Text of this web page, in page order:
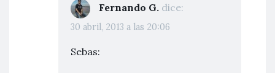
Fernando G. dice:
30 abril, 2013 a las 20:06
Sebas: